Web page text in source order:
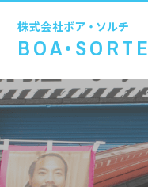
株式会社ボア・ソルチ
BOA•SORTE